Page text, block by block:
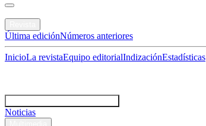
Última ediciónNúmeros anteriores
InicioLa revistaEquipo editorialIndizaciónEstadísticas
Noticias